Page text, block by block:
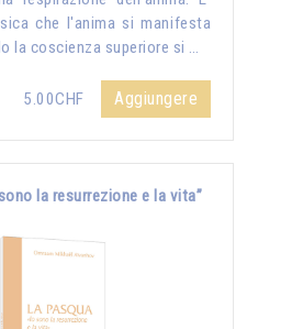
che l'anima si manifesta
la coscienza superiore si …
5.00CHF Aggiungere
la resurrezione e la vita”